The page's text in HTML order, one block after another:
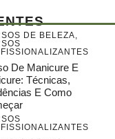
DE BELEZA
De Manicure E
Técnicas,
E Como